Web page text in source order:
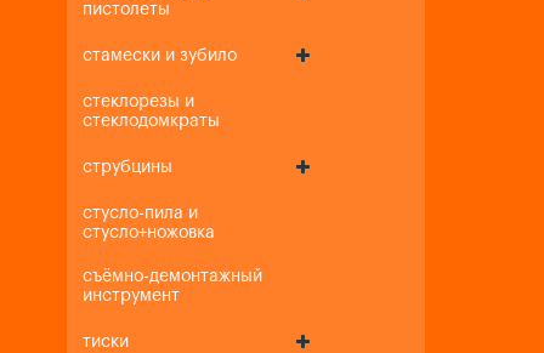
пистолеты
стамески и зубило
стеклорезы и
стеклодомкраты
струбцины
стусло-пила и
стусло+ножовка
съёмно-демонтажный
инструмент
тиски